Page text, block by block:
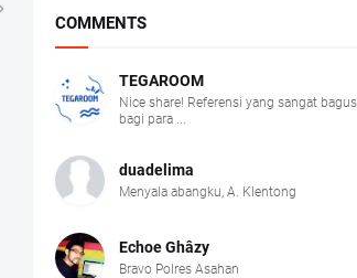
COMMENTS
TEGAROOM
Nice share! Referensi yang sangat bagus
bagi para ...
duadelima
Menyala abangku, A. Klentong
Echoe Ghâzy
Bravo Polres Asahan